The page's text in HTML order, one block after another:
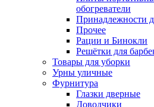
обогреватели
Принадлежности
Прочее
Рации и Бинокли
Решётки для
Товары для уборки
Урны уличные
Фурнитура
Глазки дверные
Доводчики